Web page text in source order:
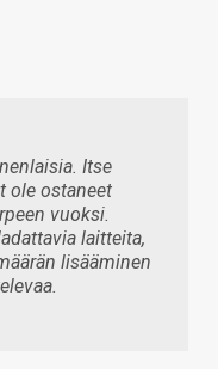
Itse
ole ostaneet
vuoksi.
laitteita,
lisääminen